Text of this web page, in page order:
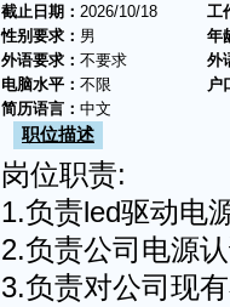
截止日期： 2026/10/18
工
性别要求： 男
年
外语要求： 不要求
外
电脑水平： 不限
户
简历语言： 中文
职位描述
岗位职责:
1.负责led驱动电
2.负责公司电源
3.负责对公司现